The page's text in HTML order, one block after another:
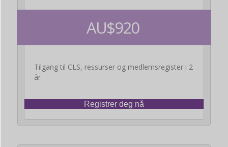
AU$920
Tilgang til CLS, ressurser og medlemsregister i 2
år
Registrer deg nå